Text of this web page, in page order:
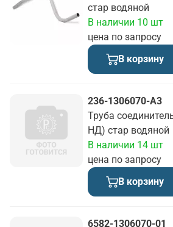
стар водяной
цена по запросу
В наличии 10 шт
В корзину
236-1306070-А3
Труба
НД) стар водяной
цена по запросу
В наличии 14 шт
В корзину
6582-1306070-01